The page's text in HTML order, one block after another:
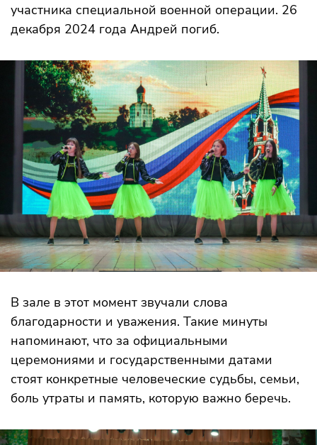
участника специальной военной операции. 26
декабря 2024 года Андрей погиб.
В зале в этот момент звучали слова
благодарности и уважения. Такие минуты
напоминают, что за официальными
церемониями и государственными датами
стоят конкретные человеческие судьбы, семьи,
боль утраты и память, которую важно беречь.